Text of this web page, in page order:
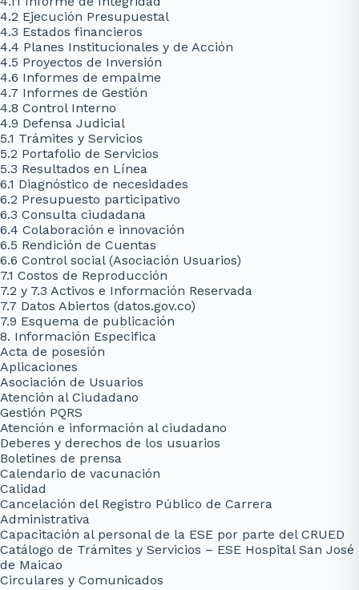
4.2 Ejecución Presupuestal
4.3 Estados financieros
4.4 Planes Institucionales y de Acción
4.5 Proyectos de Inversión
4.6 Informes de empalme
4.7 Informes de Gestión
4.8 Control Interno
4.9 Defensa Judicial
5.1 Trámites y Servicios
5.2 Portafolio de Servicios
5.3 Resultados en Línea
6.1 Diagnóstico de necesidades
6.2 Presupuesto participativo
6.3 Consulta ciudadana
6.4 Colaboración e innovación
6.5 Rendición de Cuentas
6.6 Control social (Asociación Usuarios)
7.1 Costos de Reproducción
7.2 y 7.3 Activos e Información Reservada
7.7 Datos Abiertos (datos.gov.co)
7.9 Esquema de publicación
8. Información Especifica
Acta de posesión
Aplicaciones
Asociación de Usuarios
Atención al Ciudadano
Gestión PQRS
Atención e información al ciudadano
Deberes y derechos de los usuarios
Boletines de prensa
Calendario de vacunación
Calidad
Cancelación del Registro Público de Carrera
Administrativa
Capacitación al personal de la ESE por parte del CRUED
Catálogo de Trámites y Servicios – ESE Hospital San José
de Maicao
Circulares y Comunicados